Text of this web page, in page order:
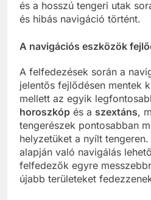
és a hosszú tengeri utak
és hibás navigáció történt.
A navigációs eszközök
A felfedezések során a
jelentős fejlődésen mentek
mellett az egyik
horoszkóp és a szextáns,
tengerészek pontosabban
helyzetüket a nyílt
alapján való navigálás
felfedezők egyre
újabb területeket